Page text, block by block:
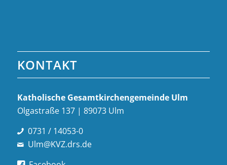
KONTAKT
Katholische Gesamt­kirchen­gemeinde Ulm
Olgastraße 137 | 89073 Ulm
0731 / 14053-0
Ulm@KVZ.drs.de